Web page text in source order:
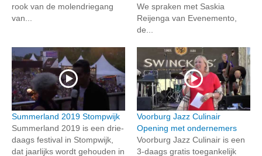
rook van de molendriegang
van...
We spraken met Saskia
Reijenga van Evenemento,
de...
Summerland 2019 Stompwijk
Summerland 2019 is een drie-
daags festival in Stompwijk,
dat jaarlijks wordt gehouden in
Voorburg Jazz Culinair
Opening met ondernemers
Voorburg Jazz Culinair is een
3-daags gratis toegankelijk